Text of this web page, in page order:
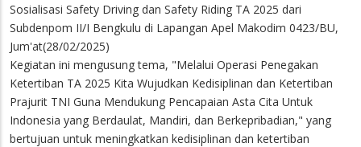
Sosialisasi Safety Driving dan Safety Riding TA 2025 dari
Subdenpom II/I Bengkulu di Lapangan Apel Makodim 0423/BU,
Jum'at(28/02/2025)
Kegiatan ini mengusung tema, "Melalui Operasi Penegakan
Ketertiban TA 2025 Kita Wujudkan Kedisiplinan dan Ketertiban
Prajurit TNI Guna Mendukung Pencapaian Asta Cita Untuk
Indonesia yang Berdaulat, Mandiri, dan Berkepribadian," yang
bertujuan untuk meningkatkan kedisiplinan dan ketertiban